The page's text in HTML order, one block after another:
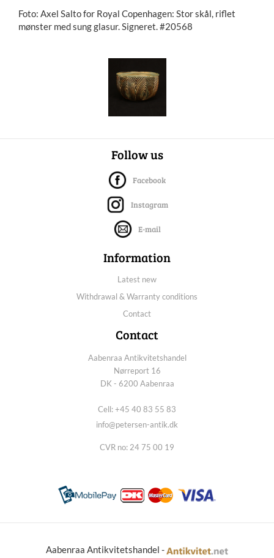
Foto: Axel Salto for Royal Copenhagen: Stor skål, riflet
mønster med sung glasur. Signeret. #20568
Follow us
Facebook
Instagram
E-mail
Information
Latest new
Withdrawal & Warranty conditions
Contact
Contact
Aabenraa Antikvitetshandel
Nørreport 16
DK - 6200 Aabenraa
Cell: +45 40 83 55 83
info@petersen-antik.dk
CVR no: 24 75 00 19
Aabenraa Antikvitetshandel -